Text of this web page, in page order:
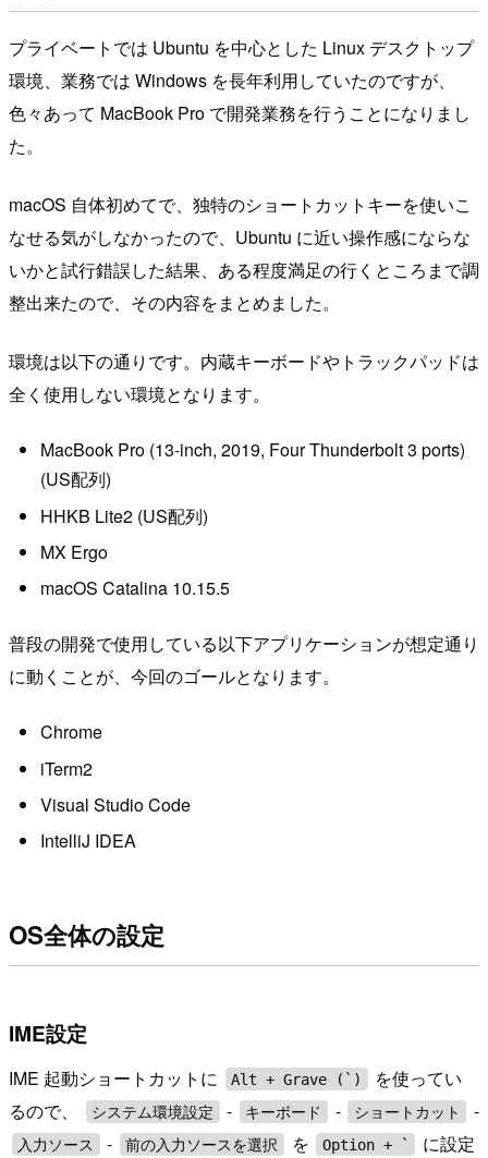
プライベートでは Ubuntu を中心とした Linux デスクトップ
環境、業務では Windows を長年利用していたのですが、
色々あって MacBook Pro で開発業務を行うことになりまし
た。
macOS 自体初めてで、独特のショートカットキーを使いこ
なせる気がしなかったので、Ubuntu に近い操作感にならな
いかと試行錯誤した結果、ある程度満足の行くところまで調
整出来たので、その内容をまとめました。
環境は以下の通りです。内蔵キーボードやトラックパッドは
全く使用しない環境となります。
MacBook Pro (13-inch, 2019, Four Thunderbolt 3 ports)
(US配列)
HHKB Lite2 (US配列)
MX Ergo
macOS Catalina 10.15.5
普段の開発で使用している以下アプリケーションが想定通り
に動くことが、今回のゴールとなります。
Chrome
iTerm2
Visual Studio Code
IntelliJ IDEA
OS全体の設定
IME設定
IME 起動ショートカットに Alt + Grave (`)
を使ってい
るので、
システム環境設定 - キーボード - ショートカット -
入力ソース - 前の入力ソースを選択 を Option + `
に設定